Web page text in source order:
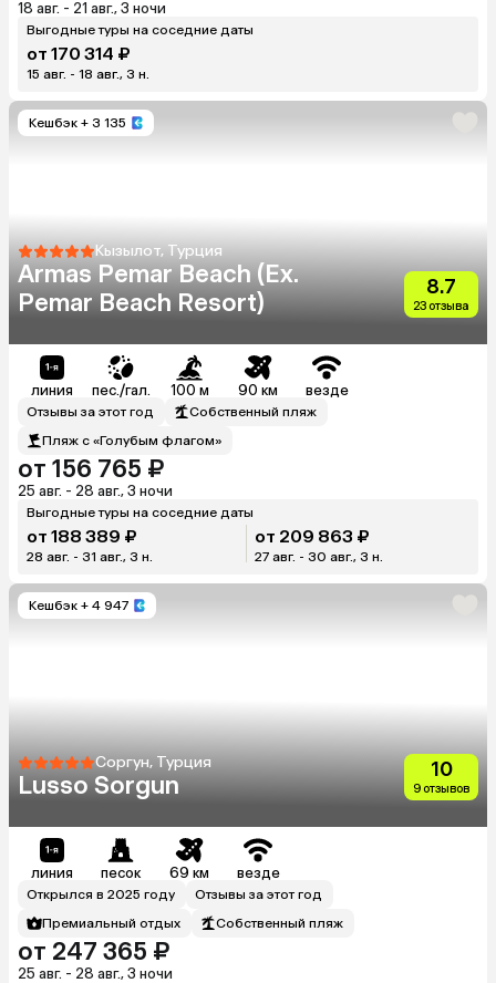
18 авг. - 21 авг., 3 ночи
Выгодные туры на соседние даты
от 170 314 ₽
15 авг. - 18 авг., 3 н.
Кешбэк + 3 135
Кызылот, Турция
Armas Pemar Beach (Ex.
Pemar Beach Resort)
8.7
23 отзыва
линия пес./гал. 100 м 90 км везде
Отзывы за этот год
Собственный пляж
Пляж с «Голубым флагом»
от 156 765 ₽
25 авг. - 28 авг., 3 ночи
Выгодные туры на соседние даты
от 188 389 ₽
28 авг. - 31 авг., 3 н.
от 209 863 ₽
27 авг. - 30 авг., 3 н.
Кешбэк + 4 947
Соргун, Турция
Lusso Sorgun
10
9 отзывов
линия песок 69 км везде
Открылся в 2025 году
Отзывы за этот год
Премиальный отдых
Собственный пляж
от 247 365 ₽
25 авг. - 28 авг., 3 ночи